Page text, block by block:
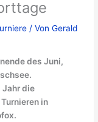
/ VonGerald
des Juni,
Jahr die
in